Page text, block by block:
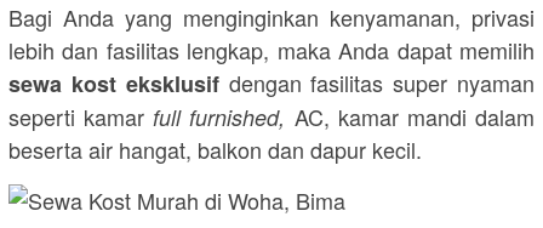
Bagi Anda yang menginginkan kenyamanan, privasi
lebih dan fasilitas lengkap, maka Anda dapat memilih
sewa kost eksklusifdengan fasilitas super nyaman
seperti kamarfull furnished, AC, kamar mandi dalam
beserta air hangat, balkon dan dapur kecil.